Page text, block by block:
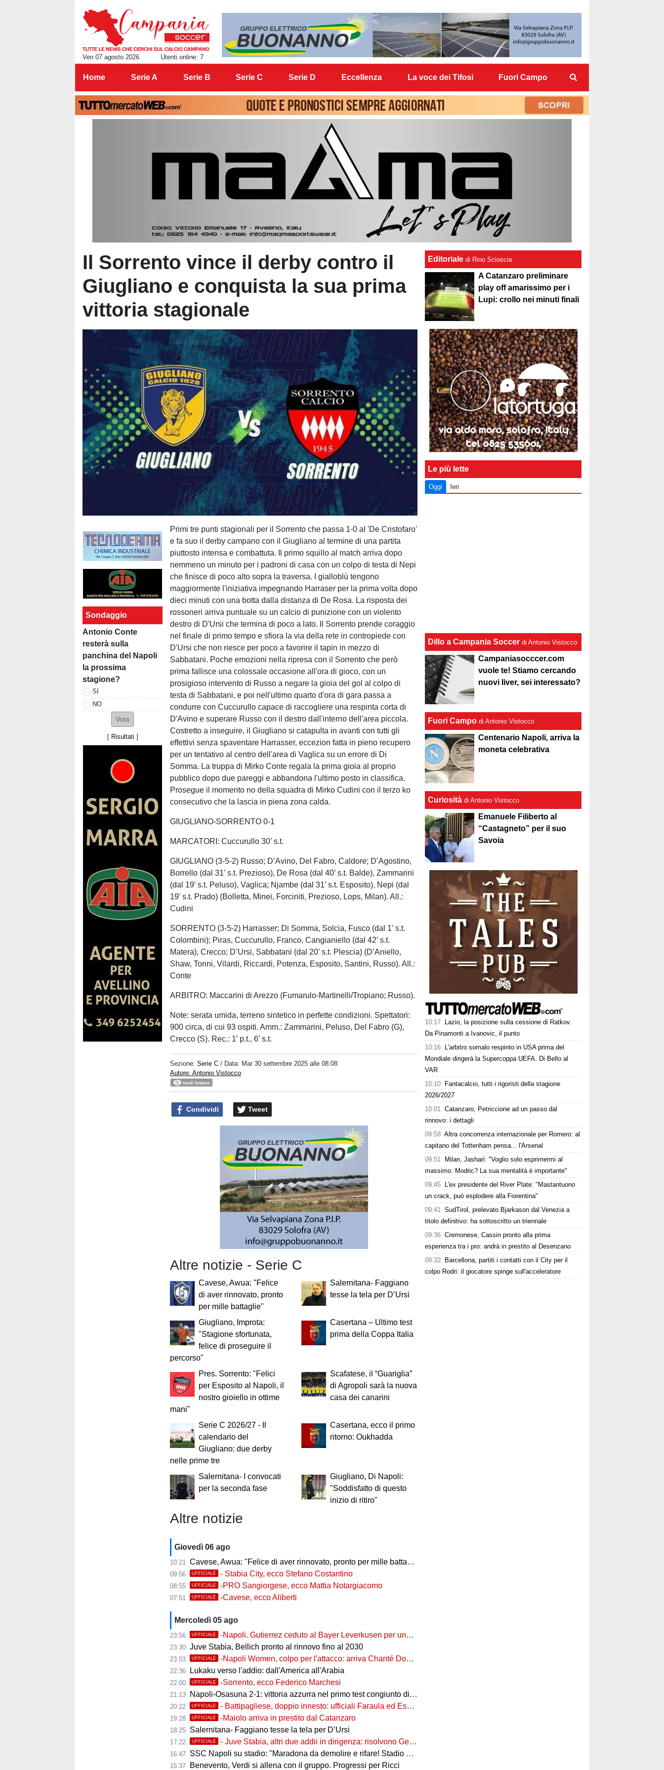
Ven 07 agosto 2026 Utenti online: 7
Home Serie A Serie B Serie C Serie D Eccellenza La voce dei Tifosi Fuori Campo
Il Sorrento vince il derby contro il
Giugliano e conquista la sua prima
vittoria stagionale
Sondaggio
Antonio Conte
resterà sulla
panchina del Napoli
la prossima
stagione?
SI
NO
[ Risultati ]
Primi tre punti stagionali per il Sorrento che passa 1-0 al 'De Cristofaro'
e fa suo il derby campano con il Giugliano al termine di una partita
piuttosto intensa e combattuta. Il primo squillo al match arriva dopo
nemmeno un minuto per i padroni di casa con un colpo di testa di Nepi
che finisce di poco alto sopra la traversa. I gialloblù tengono
maggiormente l'iniziativa impegnando Harraser per la prima volta dopo
dieci minuti con una botta dalla distanza di De Rosa. La risposta dei
rossoneri arriva puntuale su un calcio di punizione con un violento
destro di D'Ursi che termina di poco a lato. Il Sorrento prende coraggio
nel finale di primo tempo e sfiora la via della rete in contropiede con
D'Ursi che non riesce per poco a favorire il tapin in mezzo di
Sabbatani. Poche emozioni nella ripresa con il Sorrento che però
prima fallisce una colossale occasione all'ora di gioco, con un
prosigioso intervento di Russo a negare la gioia del gol al colpo di
testa di Sabbatani, e poi nell'ultimo quarto d'ora di gara passa a
condurre con Cuccurullo capace di raccogliere una respinta corta di
D'Avino e superare Russo con il destro dall'interno dell'area piccola.
Costretto a inseguire, il Giugliano si catapulta in avanti con tutti gli
effettivi senza spaventare Harrasser, eccezion fatta in pieno recupero
per un tentativo al centro dell'area di Vaglica su un errore di Di
Somma. La truppa di Mirko Conte regala la prima gioia al proprio
pubblico dopo due pareggi e abbandona l'ultimo posto in classifica.
Prosegue il momento no della squadra di Mirko Cudini con il terzo ko
consecutivo che la lascia in piena zona calda.
GIUGLIANO-SORRENTO 0-1
MARCATORI: Cuccurullo 30’ s.t.
GIUGLIANO (3-5-2) Russo; D’Avino, Del Fabro, Caldore; D’Agostino,
Borrello (dal 31’ s.t. Prezioso), De Rosa (dal 40’ s.t. Balde), Zammarini
(dal 19’ s.t. Peluso), Vaglica; Njambe (dal 31’ s.t. Esposito), Nepi (dal
19’ s.t. Prado) (Bolletta, Minei, Forciniti, Prezioso, Lops, Milan). All.:
Cudini
SORRENTO (3-5-2) Harrasser; Di Somma, Solcia, Fusco (dal 1’ s.t.
Colombini); Piras, Cuccurullo, Franco, Cangianiello (dal 42’ s.t.
Matera), Crecco; D’Ursi, Sabbatani (dal 20’ s.t. Plescia) (D’Aniello,
Shaw, Tonni, Vilardi, Riccardi, Potenza, Esposito, Santini, Russo). All.:
Conte
ARBITRO: Maccarini di Arezzo (Fumarulo-Martinelli/Tropiano; Russo).
Note: serata umida, terreno sintetico in perfette condizioni. Spettatori:
900 circa, di cui 93 ospiti. Amm.: Zammarini, Peluso, Del Fabro (G),
Crecco (S). Rec.: 1’ p.t., 6’ s.t.
Sezione:Serie C / Data: Mar 30 settembre 2025 alle 08:08
Autore: Antonio Vistocco
vedi letture
Condividi Tweet
Altre notizie - Serie C
Cavese, Awua: "Felice
di aver rinnovato, pronto
per mille battaglie"
Salernitana- Faggiano
tesse la tela per D’Ursi
Giugliano, Improta:
"Stagione sfortunata,
felice di proseguire il
percorso"
Casertana – Ultimo test
prima della Coppa Italia
Pres. Sorrento: "Felici
per Esposito al Napoli, il
nostro gioiello in ottime
mani"
Scafatese, il “Guariglia”
di Agropoli sarà la nuova
casa dei canarini
Serie C 2026/27 - Il
calendario del
Giugliano: due derby
nelle prime tre
Casertana, ecco il primo
ritorno: Oukhadda
Salernitana- I convocati
per la seconda fase
Giugliano, Di Napoli:
"Soddisfatto di questo
inizio di ritiro"
Altre notizie
Giovedì 06 ago
10:21 Cavese, Awua: "Felice di aver rinnovato, pronto per mille battaglie"
09:56 UFFICIALE - Stabia City, ecco Stefano Costantino
08:55 UFFICIALE -PRO Sangiorgese, ecco Mattia Notargiacomo
07:51 UFFICIALE -Cavese, ecco Aliberti
Mercoledì 05 ago
23:56 UFFICIALE -Napoli. Gutierrez ceduto al Bayer Leverkusen per una cifra record
23:30 Juve Stabia, Bellich pronto al rinnovo fino al 2030
23:03 UFFICIALE -Napoli Women, colpo per l'attacco: arriva Chanté Dompig
22:36 Lukaku verso l'addio: dall'America all'Arabia
22:00 UFFICIALE -Sorrento, ecco Federico Marchesi
21:13 Napoli-Osasuna 2-1: vittoria azzurra nel primo test congiunto di Castel di Sangro
20:22 UFFICIALE - Battipagliese, doppio innesto: ufficiali Faraula ed Esposito
19:28 UFFICIALE -Maiolo arriva in prestito dal Catanzaro
18:25 Salernitana- Faggiano tesse la tela per D’Ursi
17:22 UFFICIALE - Juve Stabia, altri due addii in dirigenza: risolvono Gerbo e Zanardini
16:47 SSC Napoli su stadio: "Maradona da demolire e rifare! Stadio nuovo in ex area Q8"
15:37 Benevento, Verdi si allena con il gruppo. Progressi per Ricci
Editoriale di Rino Scioscia
A Catanzaro preliminare
play off amarissimo per i
Lupi: crollo nei minuti finali
Le più lette
Oggi Ieri
Dillo a Campania Soccer di Antonio Vistocco
Campaniasocccer.com
vuole te! Stiamo cercando
nuovi liver, sei interessato?
Fuori Campo di Antonio Vistocco
Centenario Napoli, arriva la
moneta celebrativa
Curiosità di Antonio Vistocco
Emanuele Filiberto al
“Castagneto” per il suo
Savoia
10:17
Lazio, la posizione sulla cessione di Ratkov.
Da Pinamonti a Ivanovic, il punto
10:16
L'arbitro somalo respinto in USA prima del
Mondiale dirigerà la Supercoppa UEFA. Di Bello al
VAR
10:10
Fantacalcio, tutti i rigoristi della stagione
2026/2027
10:01 Catanzaro, Petriccione ad un passo dal
rinnovo: i dettagli
09:58 Altra concorrenza internazionale per Romero: al
capitano del Tottenham pensa... l'Arsenal
09:51
Milan, Jashari: "Voglio solo esprimermi al
massimo. Modric? La sua mentalità è importante"
09:45
L'ex presidente del River Plate: "Mastantuono
un crack, può esplodere alla Fiorentina"
09:41 SudTirol, prelevato Bjarkason dal Venezia a
titolo definitivo: ha sottoscritto un triennale
09:36 Cremonese, Cassin pronto alla prima
esperienza tra i pro: andrà in prestito al Desenzano
09:32
Barcellona, partiti i contatti con il City per il
colpo Rodri: il giocatore spinge sull'acceleratore